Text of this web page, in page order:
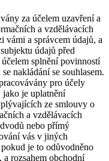
za účelem uzavření a
a vzdělávacích
vámi a správcem údajů, a
údajů před
splnění povinností
nakládání se souhlasem.
pro účely
jako je uplatnění
ze smlouvy o
a vzdělávacích
nebo přímý
vás v jiných
je to odůvodněno
a rozsahem obchodní